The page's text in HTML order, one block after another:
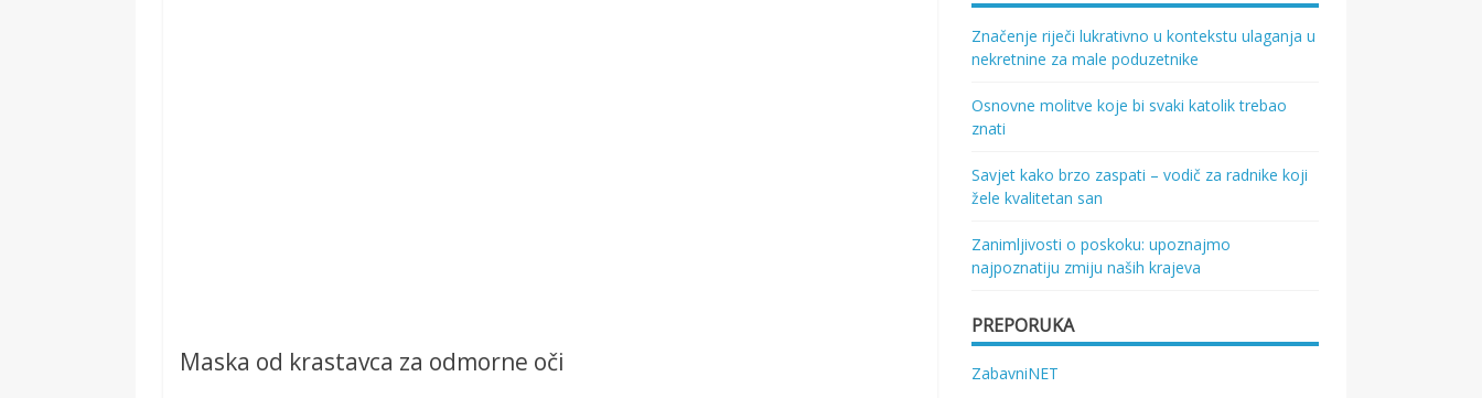
Maska od krastavca za odmorne oči
Značenje riječi lukrativno u kontekstu ulaganja u
nekretnine za male poduzetnike
Osnovne molitve koje bi svaki katolik trebao
znati
Savjet kako brzo zaspati – vodič za radnike koji
žele kvalitetan san
Zanimljivosti o poskoku: upoznajmo
najpoznatiju zmiju naših krajeva
PREPORUKA
ZabavniNET